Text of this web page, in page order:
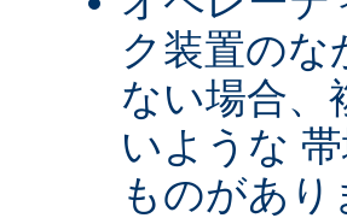
ク装置のな
ない場合、
いような
ものがあり